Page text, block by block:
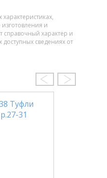
изготовления и
справочный характер и
сведениях от
Туфли
31